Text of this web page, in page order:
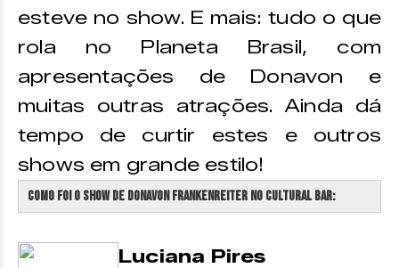
esteve no show. E mais: tudo o que
rola no Planeta Brasil, com
apresentações de Donavon e
muitas outras atrações. Ainda dá
tempo de curtir estes e outros
shows em grande estilo!
Como foi o show de Donavon Frankenreiter no Cultural Bar:
Luciana Pires